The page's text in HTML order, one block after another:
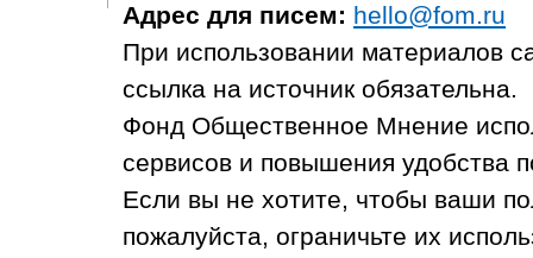
Адрес для писем: hello@fom.ru
При использовании материалов
ссылка на источник обязательна.
Фонд Общественное Мнение
сервисов и повышения удобства
Если вы не хотите, чтобы ваши
пожалуйста, ограничьте их